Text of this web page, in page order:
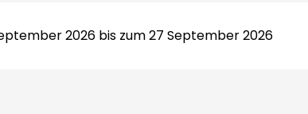
2026 bis zum 27 September 2026